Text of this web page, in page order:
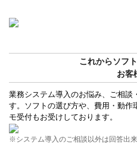
これからソフ
お客
業務システム導入のお悩み、ご相談
す。ソフトの選び方や、費用・動
モ受付もお受けしております。
※システム導入のご相談以外は回答出